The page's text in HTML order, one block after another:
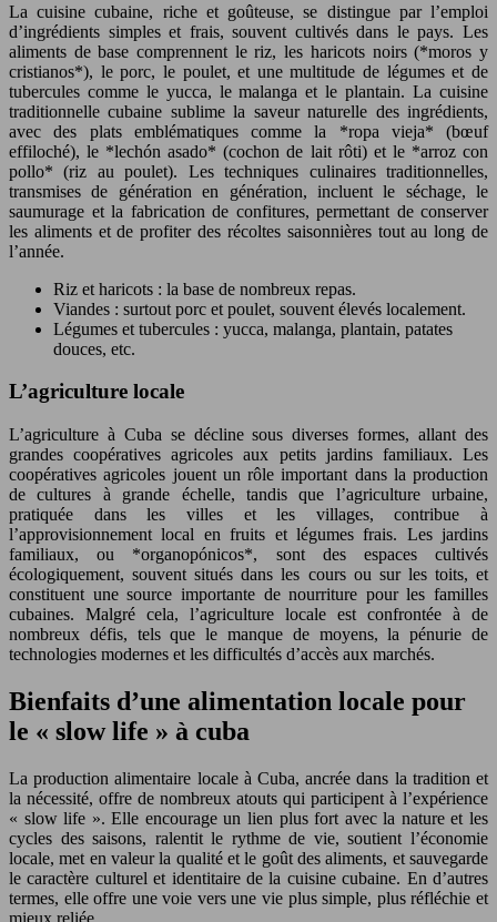
La cuisine cubaine, riche et goûteuse, se distingue par l’emploi
d’ingrédients simples et frais, souvent cultivés dans le pays. Les
aliments de base comprennent le riz, les haricots noirs (*moros y
cristianos*), le porc, le poulet, et une multitude de légumes et de
tubercules comme le yucca, le malanga et le plantain. La cuisine
traditionnelle cubaine sublime la saveur naturelle des ingrédients,
avec des plats emblématiques comme la *ropa vieja* (bœuf
effiloché), le *lechón asado* (cochon de lait rôti) et le *arroz con
pollo* (riz au poulet). Les techniques culinaires traditionnelles,
transmises de génération en génération, incluent le séchage, le
saumurage et la fabrication de confitures, permettant de conserver
les aliments et de profiter des récoltes saisonnières tout au long de
l’année.
Riz et haricots : la base de nombreux repas.
Viandes : surtout porc et poulet, souvent élevés localement.
Légumes et tubercules : yucca, malanga, plantain, patates
douces, etc.
L’agriculture locale
L’agriculture à Cuba se décline sous diverses formes, allant des
grandes coopératives agricoles aux petits jardins familiaux. Les
coopératives agricoles jouent un rôle important dans la production
de cultures à grande échelle, tandis que l’agriculture urbaine,
pratiquée dans les villes et les villages, contribue à
l’approvisionnement local en fruits et légumes frais. Les jardins
familiaux, ou *organopónicos*, sont des espaces cultivés
écologiquement, souvent situés dans les cours ou sur les toits, et
constituent une source importante de nourriture pour les familles
cubaines. Malgré cela, l’agriculture locale est confrontée à de
nombreux défis, tels que le manque de moyens, la pénurie de
technologies modernes et les difficultés d’accès aux marchés.
Bienfaits d’une alimentation locale pour
le « slow life » à cuba
La production alimentaire locale à Cuba, ancrée dans la tradition et
la nécessité, offre de nombreux atouts qui participent à l’expérience
« slow life ». Elle encourage un lien plus fort avec la nature et les
cycles des saisons, ralentit le rythme de vie, soutient l’économie
locale, met en valeur la qualité et le goût des aliments, et sauvegarde
le caractère culturel et identitaire de la cuisine cubaine. En d’autres
termes, elle offre une voie vers une vie plus simple, plus réfléchie et
mieux reliée.